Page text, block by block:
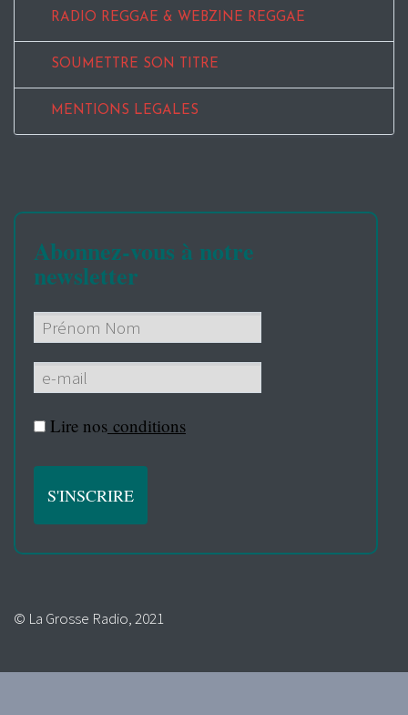
RADIO REGGAE & WEBZINE REGGAE
SOUMETTRE SON TITRE
MENTIONS LEGALES
Abonnez-vous à notre
newsletter
Lire nos conditions
© La Grosse Radio, 2021